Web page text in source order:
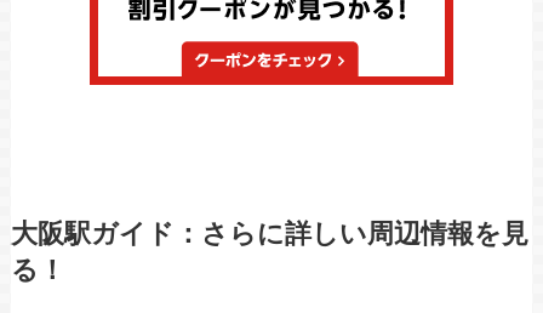
大阪駅ガイド：さらに詳しい周辺情報を見
る！